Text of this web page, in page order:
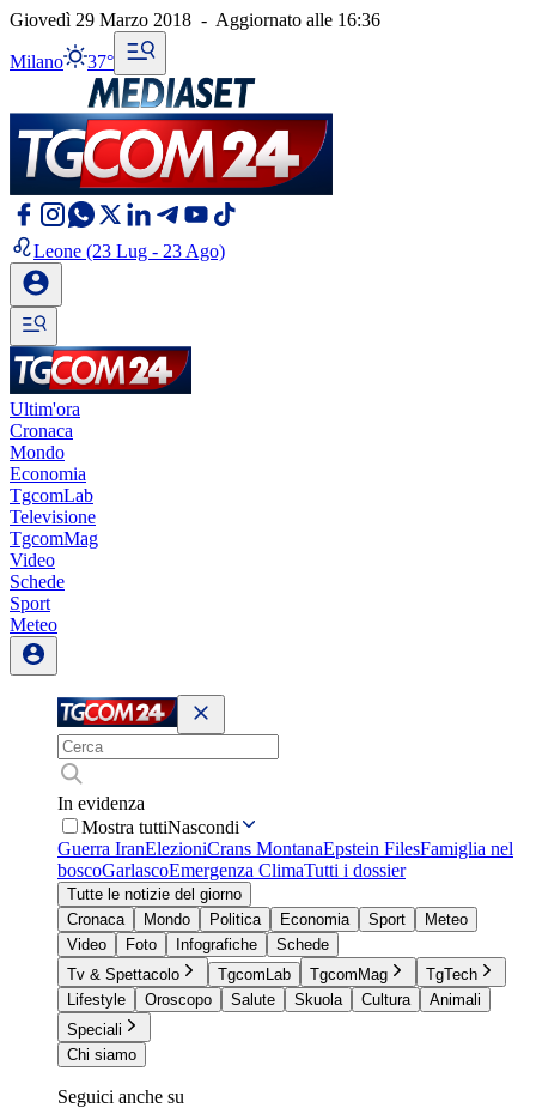
Giovedì 29 Marzo 2018 - Aggiornato alle 16:36
Milano 37°
Leone (23 Lug - 23 Ago)
Ultim'ora
Cronaca
Mondo
Economia
TgcomLab
Televisione
TgcomMag
Video
Schede
Sport
Meteo
In evidenza
Mostra tuttiNascondi
Guerra IranElezioniCrans MontanaEpstein FilesFamiglia nel
boscoGarlascoEmergenza ClimaTutti i dossier
Tutte le notizie del giorno
Cronaca
Mondo Politica Economia Sport
Meteo
Video
Foto Infografiche
Schede
Tv & Spettacolo
TgcomLab TgcomMag
TgTech
Lifestyle
Oroscopo Salute Skuola Cultura
Animali
Speciali
Chi siamo
Seguici anche su